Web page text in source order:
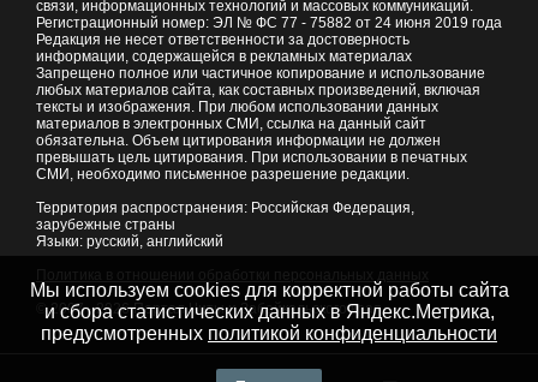
связи, информационных технологий и массовых коммуникаций.
Регистрационный номер: ЭЛ № ФС 77 - 75882 от 24 июня 2019 года
Редакция не несет ответственности за достоверность
информации, содержащейся в рекламных материалах
Запрещено полное или частичное копирование и использование
любых материалов сайта, как составных произведений, включая
тексты и изображения. При любом использовании данных
материалов в электронных СМИ, ссылка на данный сайт
обязательна. Объем цитирования информации не должен
превышать цель цитирования. При использовании в печатных
СМИ, необходимо письменное разрешение редакции.
Территория распространения: Российская Федерация,
зарубежные страны
Языки: русский, английский
© 2007 - 2026Портал Читы и Забайкальского края
Мы используем cookies для корректной работы сайта
и сбора статистических данных в Яндекс.Метрика,
предусмотренных политикой конфиденциальности